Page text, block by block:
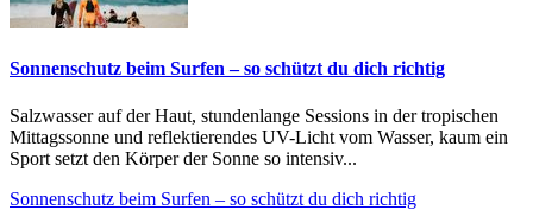
Sonnenschutz beim Surfen – so schützt du dich richtig
Salzwasser auf der Haut, stundenlange Sessions in der tropischen
Mittagssonne und reflektierendes UV-Licht vom Wasser, kaum ein
Sport setzt den Körper der Sonne so intensiv...
Sonnenschutz beim Surfen – so schützt du dich richtig